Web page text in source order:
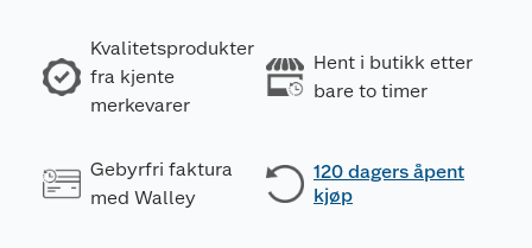
Kvalitetsprodukter
fra kjente
merkevarer
Hent i butikk etter
bare to timer
Gebyrfri faktura
med Walley
120 dagers åpent
kjøp